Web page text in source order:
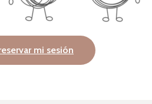
mi sesión